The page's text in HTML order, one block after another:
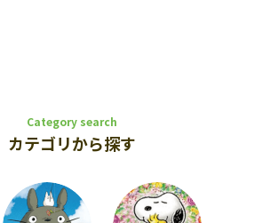
Category search
カテゴリから探す